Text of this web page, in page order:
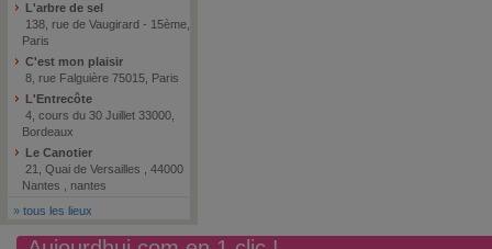
L'arbre de sel
138, rue de Vaugirard - 15ème,
Paris
C'est mon plaisir
8, rue Falguière 75015, Paris
L'Entrecôte
4, cours du 30 Juillet 33000,
Bordeaux
Le Canotier
21, Quai de Versailles , 44000
Nantes , nantes
» tous les lieux